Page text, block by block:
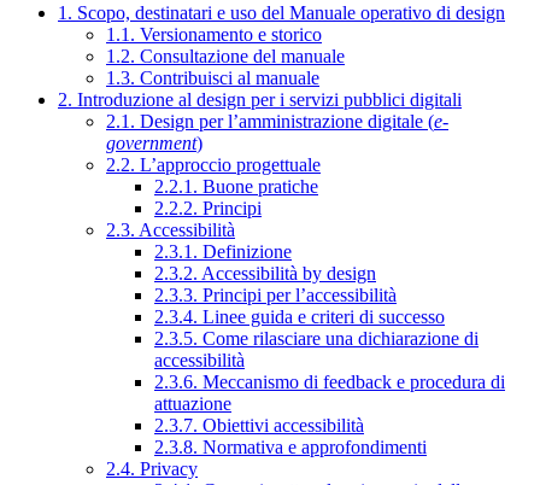
1. Scopo, destinatari e uso del Manuale operativo di design
1.1. Versionamento e storico
1.2. Consultazione del manuale
1.3. Contribuisci al manuale
2. Introduzione al design per i servizi pubblici digitali
2.1. Design per l’amministrazione digitale (e-
government)
2.2. L’approccio progettuale
2.2.1. Buone pratiche
2.2.2. Principi
2.3. Accessibilità
2.3.1. Definizione
2.3.2. Accessibilità by design
2.3.3. Principi per l’accessibilità
2.3.4. Linee guida e criteri di successo
2.3.5. Come rilasciare una dichiarazione di
accessibilità
2.3.6. Meccanismo di feedback e procedura di
attuazione
2.3.7. Obiettivi accessibilità
2.3.8. Normativa e approfondimenti
2.4. Privacy